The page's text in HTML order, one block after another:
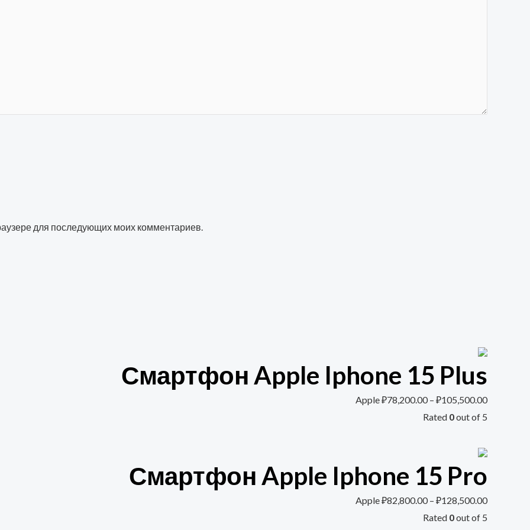
для последующих моих комментариев.
Смартфон Apple Iphone 15 Plus
Apple₽78,200.00– ₽105,500.00
Rated 0out of 5
Смартфон Apple Iphone 15 Pro
Apple₽82,800.00– ₽128,500.00
Rated 0out of 5